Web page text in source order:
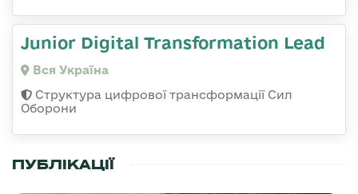
Junior Digital Transformation Lead
Вся Україна
Структура цифрової трансформації Сил
Оборони
ПУБЛІКАЦІЇ